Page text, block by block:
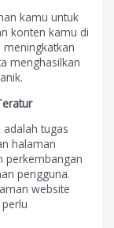
kamu untuk
konten kamu di
menghasilkan
tugas
halaman
perkembangan
pengguna.
website